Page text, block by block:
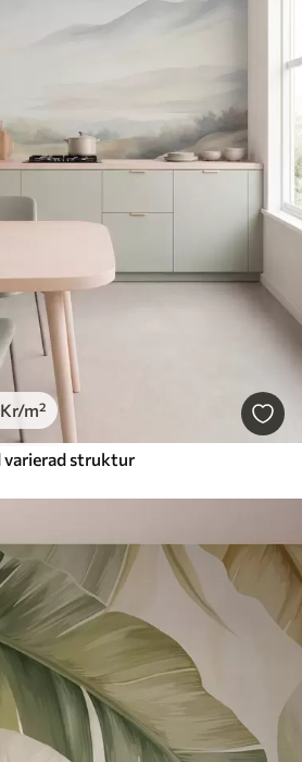
Kr/m²
varierad struktur